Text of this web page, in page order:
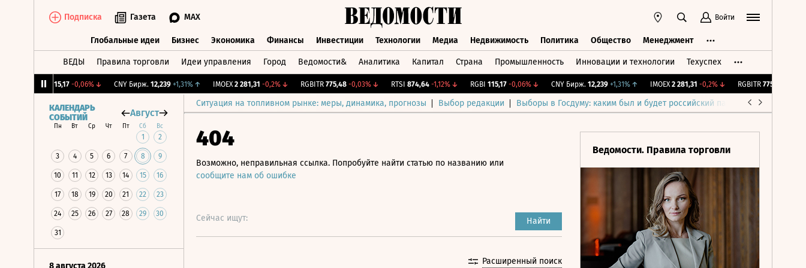
Подписка Газета MAX Войти
Глобальные идеи Бизнес Экономика Финансы Инвестиции Технологии Медиа Недвижимость Политика Общество Менеджмент
ВЕДЫ Правила торговли Идеи управления Город Ведомости& Аналитика Капитал Страна Промышленность Инновации и технологии Техуспех
115,17 -0,06%↓ CNY Бирж. 12,239 +1,31%↑ IMOEX 2 281,31 -0,2%↓ RGBITR 775,48 -0,03%↓ RTSI 874,64 -1,12%↓ RGBI 115,17 -0,06%↓ CNY Бирж. 12,239 +1,31%↑ IMOEX 2 281,31 -0,2%↓ RGBITR 775,48
Ситуация на топливном рынке: меры, динамика, прогнозы Выбор редакции Выборы в Госдуму: каким был и будет российский парламент
КАЛЕНДАРЬ
СОБЫТИЙ
Август
Пн Вт Ср Чт Пт Сб Вс
1 2
3 4 5 6 7 8 9
10 11 12 13 14 15 16
17 18 19 20 21 22 23
24 25 26 27 28 29 30
31
8 августа 2026
404
Возможно, неправильная ссылка. Попробуйте найти статью по названию или
сообщите нам об ошибке
Сейчас ищут: Найти
Расширенный поиск
Ведомости. Правила торговли